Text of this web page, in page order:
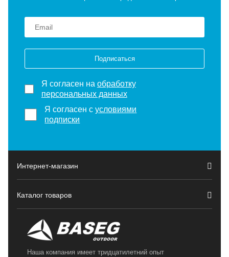
Подписаться
Я согласен на обработку
персональных данных
Я согласен сусловиями
подписки
Интернет-магазин
Каталог товаров
Наша компания имеет тридцатилетний опыт